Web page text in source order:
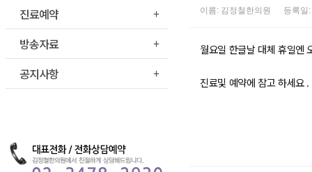
진료예약
방송자료
공지사항
이름: 김정철한의원 등록일
월요일 한글날 대체 휴일엔
진료및 예약에 참고 하세요 .